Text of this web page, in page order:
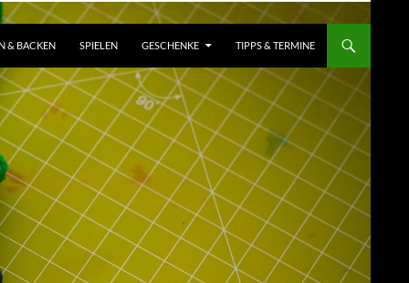
& BACKEN SPIELEN GESCHENKE TIPPS & TERMINE